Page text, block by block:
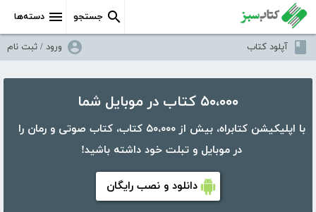
دسته‌ها جستجو
آپلود کتاب ورود / ثبت نام
۵۰،۰۰۰ کتاب در موبایل شما
با اپلیکیشن کتابراه، بیش از ۵۰،۰۰۰ کتاب، کتاب صوتی و رمان را
در موبایل و تبلت خود داشته باشید!
دانلود و نصب رایگان